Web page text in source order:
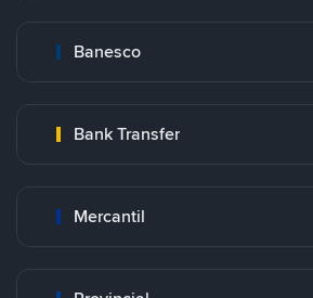
Banesco
Bank Transfer
Mercantil